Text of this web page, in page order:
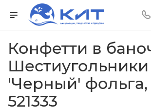
Конфетти в
Шестиугольники
'Черный' фольга,
521333